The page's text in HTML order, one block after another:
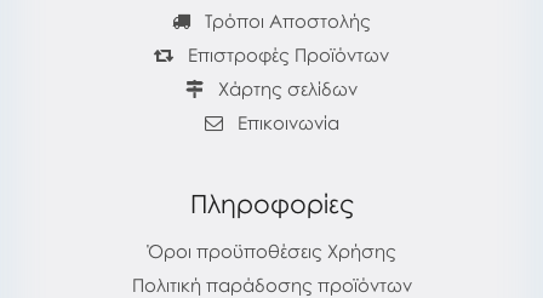
Τρόποι Αποστολής
Επιστροφές Προϊόντων
Χάρτης σελίδων
Επικοινωνία
Πληροφορίες
Όροι προϋποθέσεις Χρήσης
Πολιτική παράδοσης προϊόντων